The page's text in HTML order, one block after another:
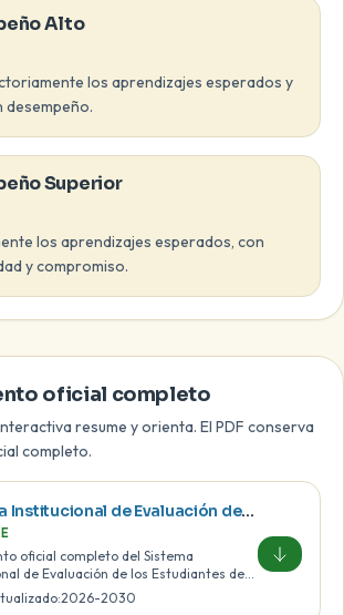
Alto
los aprendizajes esperados y
desempeño.
Superior
los aprendizajes esperados, con
y compromiso.
oficial completo
resume y orienta. El PDF conserva
completo.
Sistema Institucional de Evaluación de los Estudiantes SIEE 2026-2030
oficial completo del Sistema
de Evaluación de los Estudiantes de
2026-2030